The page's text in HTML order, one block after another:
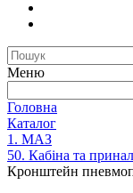
Меню
Головна
Каталог
1. МАЗ
50. Кабіна та
Кронштейн